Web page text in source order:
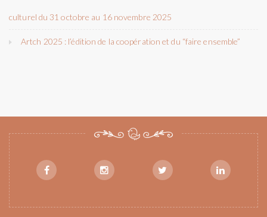
culturel du 31 octobre au 16 novembre 2025
Artch 2025 : l’édition de la coopération et du “faire ensemble”